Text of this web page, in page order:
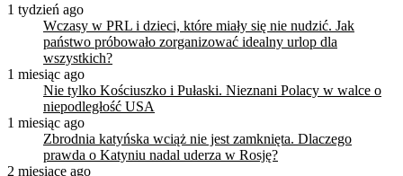
1 tydzień ago
Wczasy w PRL i dzieci, które miały się nie nudzić. Jak
państwo próbowało zorganizować idealny urlop dla
wszystkich?
1 miesiąc ago
Nie tylko Kościuszko i Pułaski. Nieznani Polacy w walce o
niepodległość USA
1 miesiąc ago
Zbrodnia katyńska wciąż nie jest zamknięta. Dlaczego
prawda o Katyniu nadal uderza w Rosję?
2 miesiące ago